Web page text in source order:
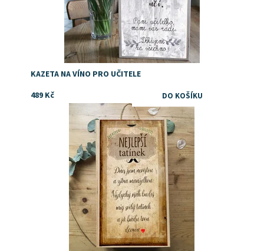
KAZETA NA VÍNO PRO UČITELE
489 Kč
Poděkování tatínkovi, dárek ke svatbě od dcery
Skladem